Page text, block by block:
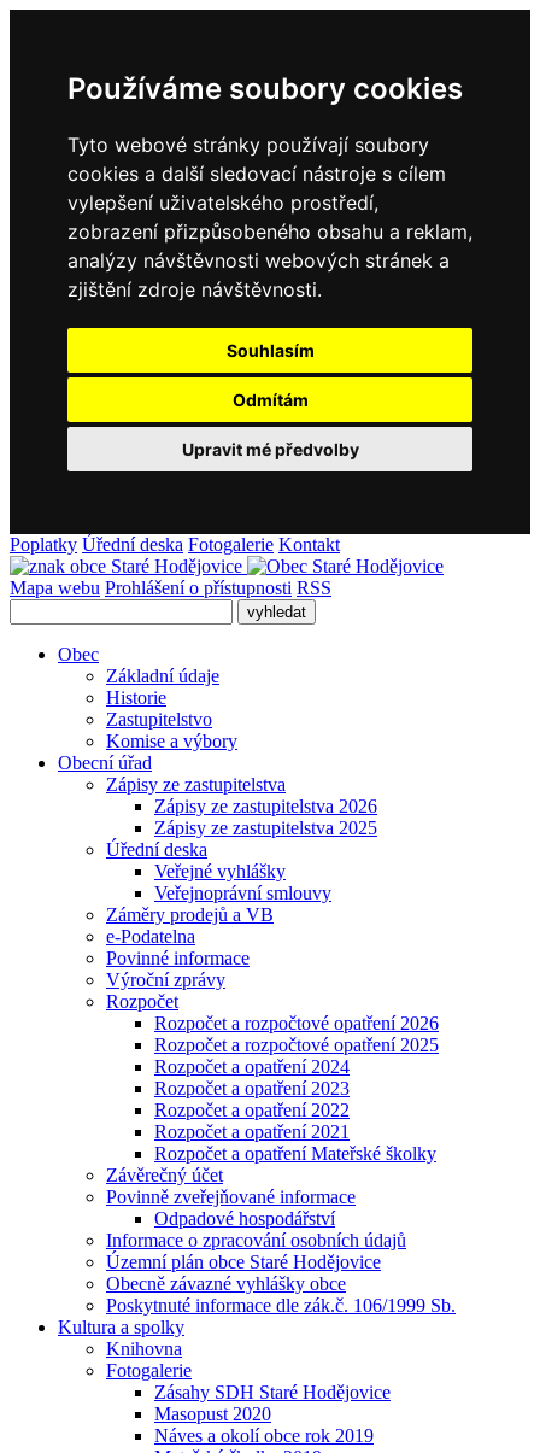
Používáme soubory cookies
Tyto webové stránky používají soubory
cookies a další sledovací nástroje s cílem
vylepšení uživatelského prostředí,
zobrazení přizpůsobeného obsahu a reklam,
analýzy návštěvnosti webových stránek a
zjištění zdroje návštěvnosti.
Souhlasím
Odmítám
Upravit mé předvolby
Poplatky Úřední deska Fotogalerie Kontakt
Mapa webu Prohlášení o přístupnosti RSS
Obec
Základní údaje
Historie
Zastupitelstvo
Komise a výbory
Obecní úřad
Zápisy ze zastupitelstva
Zápisy ze zastupitelstva 2026
Zápisy ze zastupitelstva 2025
Úřední deska
Veřejné vyhlášky
Veřejnoprávní smlouvy
Záměry prodejů a VB
e-Podatelna
Povinné informace
Výroční zprávy
Rozpočet
Rozpočet a rozpočtové opatření 2026
Rozpočet a rozpočtové opatření 2025
Rozpočet a opatření 2024
Rozpočet a opatření 2023
Rozpočet a opatření 2022
Rozpočet a opatření 2021
Rozpočet a opatření Mateřské školky
Závěrečný účet
Povinně zveřejňované informace
Odpadové hospodářství
Informace o zpracování osobních údajů
Územní plán obce Staré Hodějovice
Obecně závazné vyhlášky obce
Poskytnuté informace dle zák.č. 106/1999 Sb.
Kultura a spolky
Knihovna
Fotogalerie
Zásahy SDH Staré Hodějovice
Masopust 2020
Náves a okolí obce rok 2019